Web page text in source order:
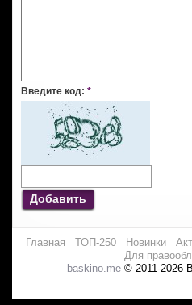
Введите код: *
Добавить
Главная ТОП-250 Новинки
Для
baskino.me© 2011-2026